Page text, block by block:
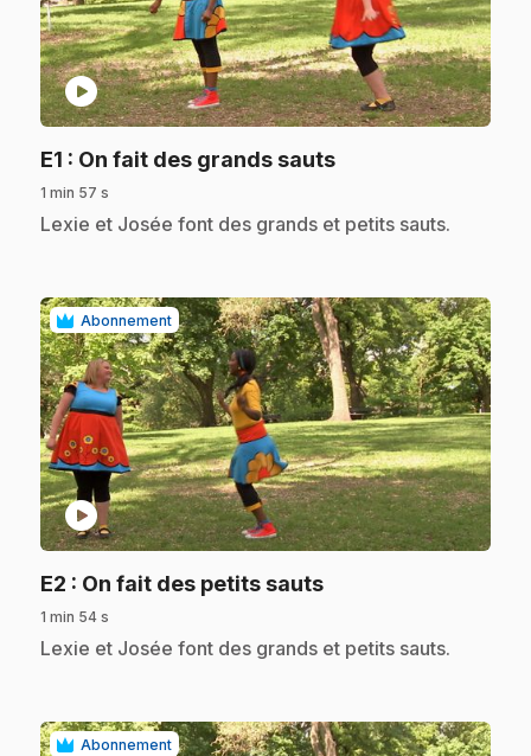
play_circle
E1 : On fait des grands sauts.
1 min 57 s
.Lexie et Josée font des grands et petits sauts.
Abonnement
play_circle
E2 : On fait des petits sauts.
1 min 54 s
.Lexie et Josée font des grands et petits sauts.
Abonnement